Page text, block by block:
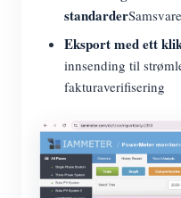
standarder
Eksport med ett
innsending til
fakturaverifisering